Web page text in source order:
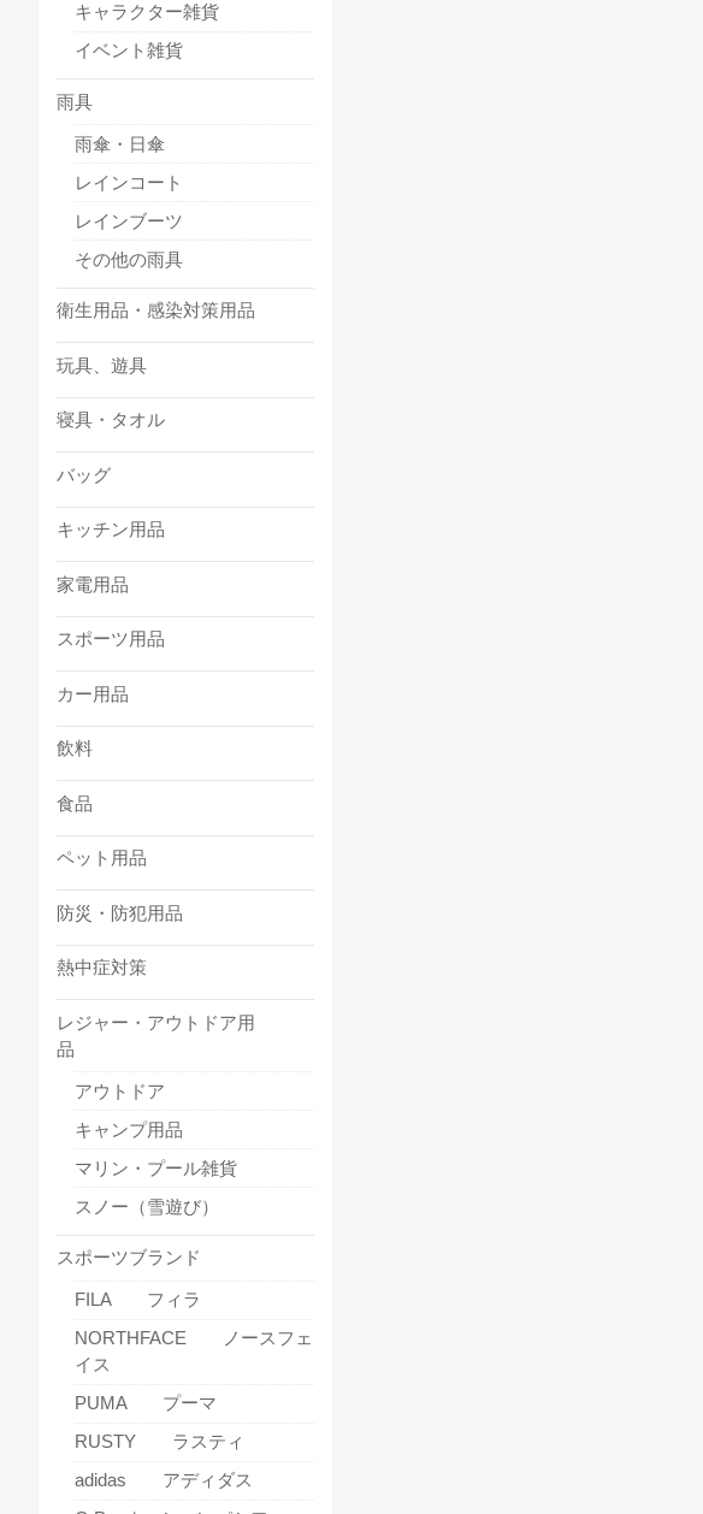
キャラクター雑貨
イベント雑貨
雨具
雨傘・日傘
レインコート
レインブーツ
その他の雨具
衛生用品・感染対策用品
玩具、遊具
寝具・タオル
バッグ
キッチン用品
家電用品
スポーツ用品
カー用品
飲料
食品
ペット用品
防災・防犯用品
熱中症対策
レジャー・アウトドア用
品
アウトドア
キャンプ用品
マリン・プール雑貨
スノー（雪遊び）
スポーツブランド
FILA フィラ
NORTHFACE ノースフェ
イス
PUMA プーマ
RUSTY ラスティ
adidas アディダス